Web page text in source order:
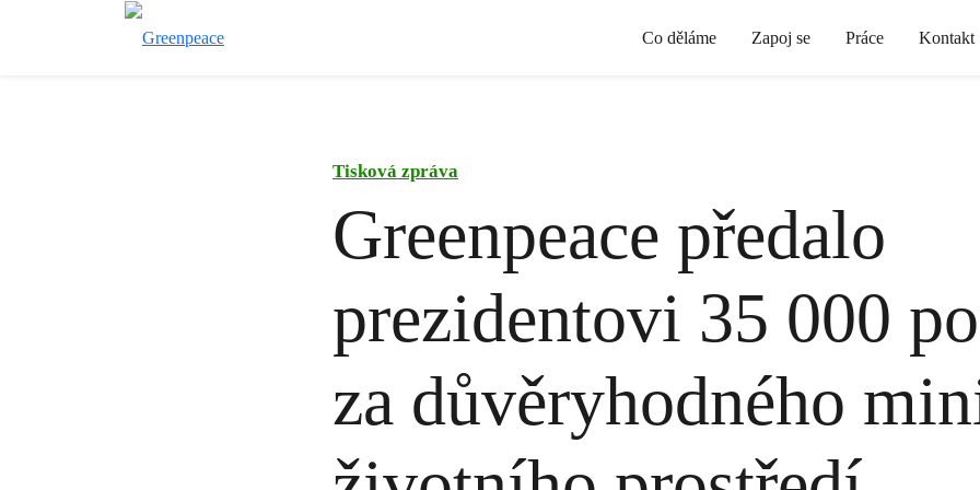
Co děláme Zapoj se Práce Kontakt
Tisková zpráva
Greenpeace předalo
prezidentovi 35 000
za důvěryhodného